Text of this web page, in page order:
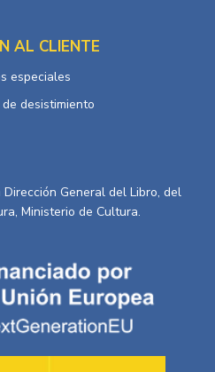
AL CLIENTE
especiales
desistimiento
General del Libro, del
Ministerio de Cultura.